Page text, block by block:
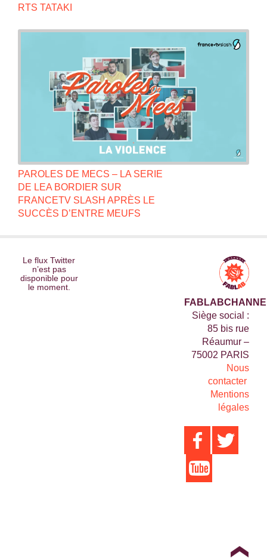
RTS TATAKI
PAROLES DE MECS – LA SERIE
DE LEA BORDIER SUR
FRANCETV SLASH APRÈS LE
SUCCÈS D’ENTRE MEUFS
Le flux Twitter
n’est pas
disponible pour
le moment.
Siège social :
85 bis rue
Réaumur –
75002 PARIS
Nous
contacter
Mentions
légales